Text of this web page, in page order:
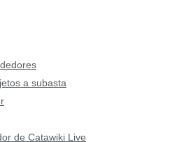
a subasta
de Catawiki Live